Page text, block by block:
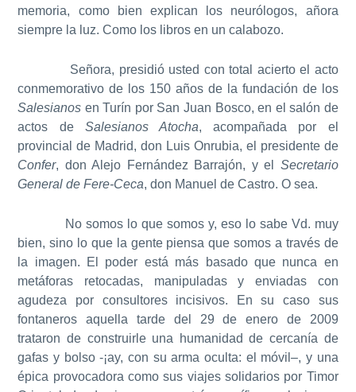
memoria, como bien explican los neurólogos, añora
siempre la luz. Como los libros en un calabozo.
Señora, presidió usted con total acierto el acto
conmemorativo de los 150 años de la fundación de los
Salesianos en Turín por San Juan Bosco, en el salón de
actos de Salesianos Atocha, acompañada por el
provincial de Madrid, don Luis Onrubia, el presidente de
Confer, don Alejo Fernández Barrajón, y el Secretario
General de Fere-Ceca, don Manuel de Castro. O sea.
No somos lo que somos y, eso lo sabe Vd. muy
bien, sino lo que la gente piensa que somos a través de
la imagen. El poder está más basado que nunca en
metáforas retocadas, manipuladas y enviadas con
agudeza por consultores incisivos. En su caso sus
fontaneros aquella tarde del 29 de enero de 2009
trataron de construirle una humanidad de cercanía de
gafas y bolso -¡ay, con su arma oculta: el móvil–, y una
épica provocadora como sus viajes solidarios por Timor